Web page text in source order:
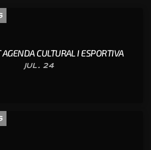
AGENDA CULTURAL I ESPORTIVA
JUL. 24